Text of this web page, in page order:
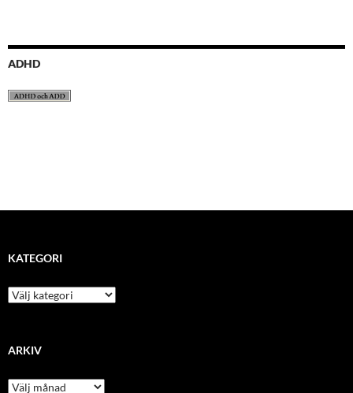
ADHD
KATEGORI
kategori
ARKIV
arkiv